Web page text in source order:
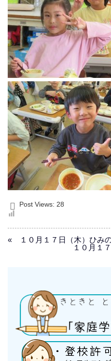
Post Views: 28
« １０月１７日（木）ひみ
１０月１